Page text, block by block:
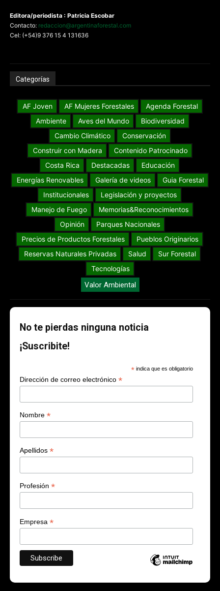
Editora/periodista : Patricia Escobar
Contacto: redaccion@argentinaforestal.com
Cel: (+54)9 376 15 4 131636
Categorías
AF Joven AF Mujeres Forestales
Agenda Forestal
Ambiente
Aves del Mundo
Biodiversidad
Cambio Climático
Conservación
Construir con Madera
Contenido Patrocinado
Costa Rica
Destacadas
Educación
Energías Renovables
Galería de videos
Guia Forestal
Institucionales
Legislación y proyectos
Manejo de Fuego
Memorias&Reconocimientos
Opinión
Parques Nacionales
Precios de Productos Forestales
Pueblos Originarios
Reservas Naturales Privadas
Salud
Sur Forestal
Tecnologías
Valor Ambiental
No te pierdas ninguna noticia
¡Suscribite!
* indica que es obligatorio
Dirección de correo electrónico *
Nombre *
Apellidos *
Profesión *
Empresa *